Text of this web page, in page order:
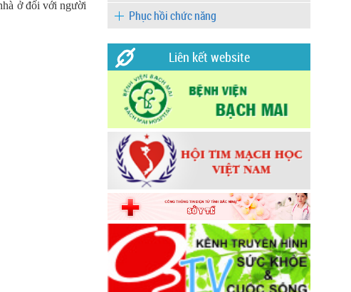
ở đối với người
Phục hồi chức năng
Liên kết website